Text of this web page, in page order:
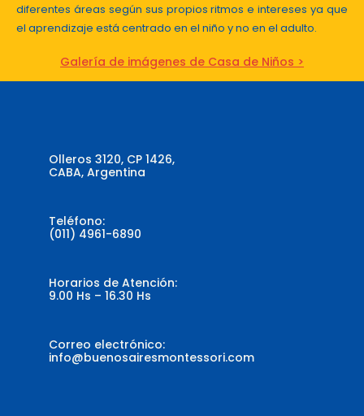
diferentes áreas según sus propios ritmos e intereses ya que
el aprendizaje está centrado en el niño y no en el adulto.
Galería de imágenes de Casa de Niños >
Olleros 3120, CP 1426,
CABA, Argentina
Teléfono:
(011) 4961-6890
Horarios de Atención:
9.00 Hs – 16.30 Hs
Correo electrónico:
info@buenosairesmontessori.com